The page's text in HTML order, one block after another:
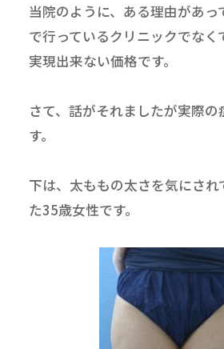
当院のように、ある理由があっ
で行っているクリニックでなく
実現出来ない価格です。
さて、話がそれましたが実際の
す。
下は、太ももの太さを気にさ
た35歳女性です。